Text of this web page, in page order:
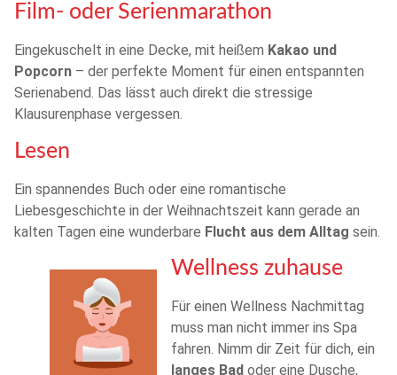
Film- oder Serienmarathon
Eingekuschelt in eine Decke, mit heißem Kakao und
Popcorn – der perfekte Moment für einen entspannten
Serienabend. Das lässt auch direkt die stressige
Klausurenphase vergessen.
Lesen
Ein spannendes Buch oder eine romantische
Liebesgeschichte in der Weihnachtszeit kann gerade an
kalten Tagen eine wunderbare Flucht aus dem Alltag sein.
Wellness zuhause
Für einen Wellness Nachmittag
muss man nicht immer ins Spa
fahren. Nimm dir Zeit für dich, ein
langes Bad oder eine Dusche,